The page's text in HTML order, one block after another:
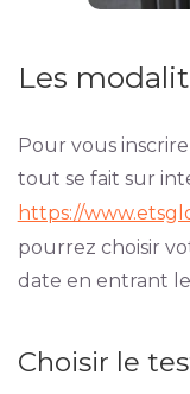
Les
Pour vous
tout se fait sur
https://
pourrez choisir
date en entrant
Choisir le